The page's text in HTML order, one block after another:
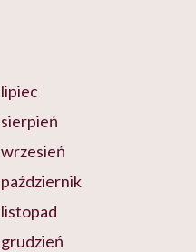
lipiec
sierpień
wrzesień
październik
listopad
grudzień